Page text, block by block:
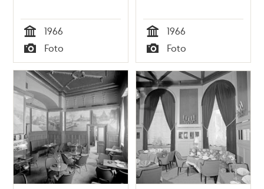
Tid
1966
Typ
Foto Tid
1966
Typ
Foto